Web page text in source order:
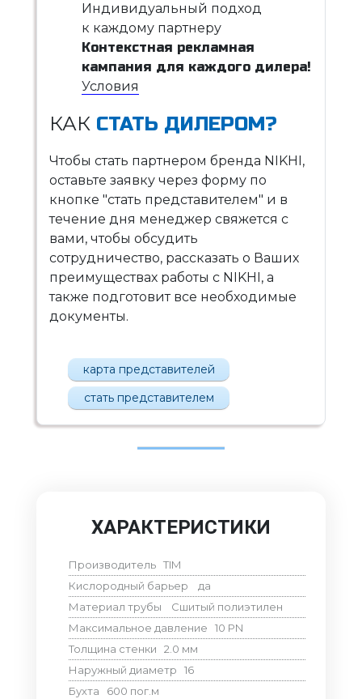
Индивидуальный подход
к каждому партнеру
Контекстная рекламная
кампания для каждого дилера!
Условия
КАК СТАТЬ ДИЛЕРОМ?
Чтобы стать партнером бренда NIKHI,
оставьте заявку через форму по
кнопке "стать представителем" и в
течение дня менеджер свяжется с
вами, чтобы обсудить
сотрудничество, рассказать о Ваших
преимуществах работы с NIKHI, а
также подготовит все необходимые
документы.
карта представителей
стать представителем
ХАРАКТЕРИСТИКИ
Производитель TIM
Кислородный барьер
да
Материал трубы
Сшитый полиэтилен
Максимальное давление
10 PN
Толщина стенки
2.0 мм
Наружный диаметр
16
Бухта
600 пог.м